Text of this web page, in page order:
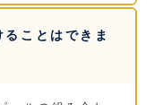
ことはできま